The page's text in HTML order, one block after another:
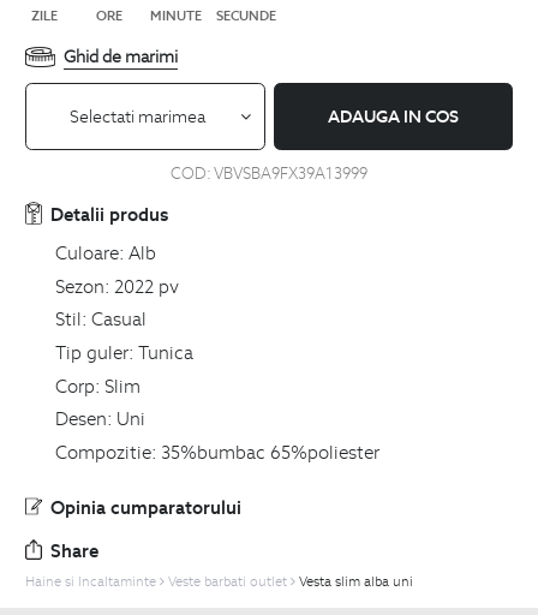
ZILE ORE MINUTE SECUNDE
Ghid de marimi
Selectati marimea ADAUGA IN COS
COD:VBVSBA9FX39A13999
Detalii produs
Culoare: Alb
Sezon: 2022 pv
Stil: Casual
Tip guler: Tunica
Corp: Slim
Desen: Uni
Compozitie: 35%bumbac 65%poliester
Opinia cumparatorului
Share
Haine si Incaltaminte Veste barbati outlet Vesta slim alba uni